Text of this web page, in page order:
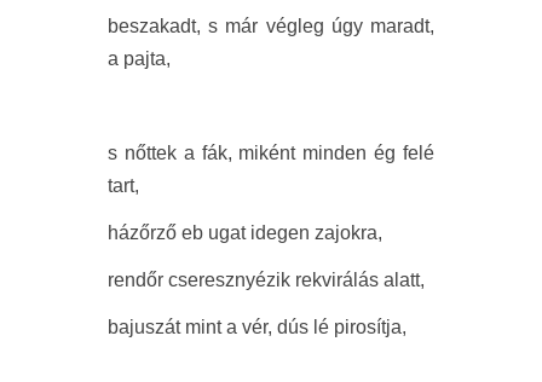
beszakadt, s már végleg úgy maradt,
a pajta,
s nőttek a fák, miként minden ég felé
tart,
házőrző eb ugat idegen zajokra,
rendőr cseresznyézik rekvirálás alatt,
bajuszát mint a vér, dús lé pirosítja,